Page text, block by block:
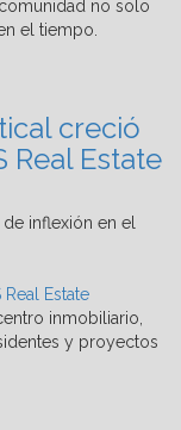
creció
Real Estate
inflexión en el
Estate